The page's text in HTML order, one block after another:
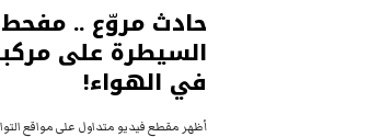
حادث مروّع .. مفحط
السيطرة على
في الهواء!
أظهر مقطع فيديو متداول على مواقع